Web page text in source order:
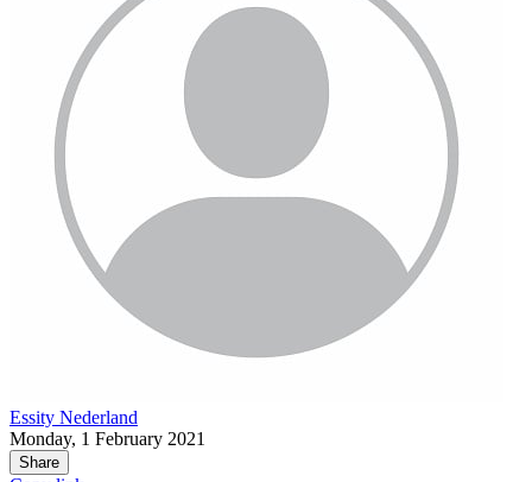
Essity Nederland
Monday, 1 February 2021
Share